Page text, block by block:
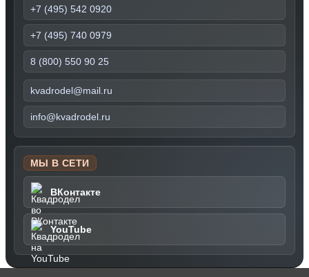
+7 (495) 542 0920
+7 (495) 740 0979
8 (800) 550 90 25
kvadrodel@mail.ru
info@kvadrodel.ru
МЫ В СЕТИ
ВКонтакте
YouTube